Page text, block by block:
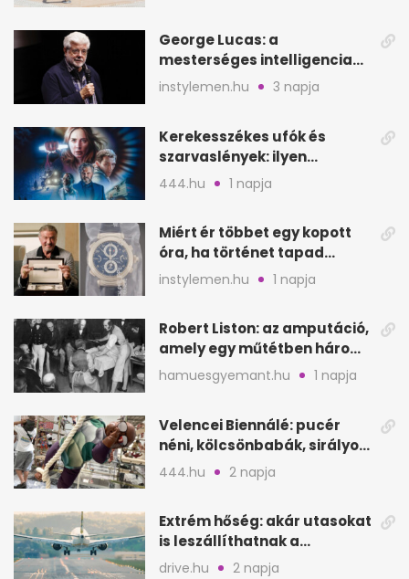
George Lucas: a
mesterséges intelligencia
lehet Hollywood következő
lépése
instylemen.hu 3 napja
Kerekesszékes ufók és
szarvaslények: ilyen
Spielberg új filmje
444.hu 1 napja
Miért ér többet egy kopott
óra, ha történet tapad
hozzá?
instylemen.hu 1 napja
Robert Liston: az amputáció,
amely egy műtétben három
életet követelt
hamuesgyemant.hu 1 napja
Velencei Biennálé: pucér
néni, kölcsönbabák, sirályok,
és kész a családi program
444.hu 2 napja
Extrém hőség: akár utasokat
is leszállíthatnak a
repülőgépről
drive.hu 2 napja